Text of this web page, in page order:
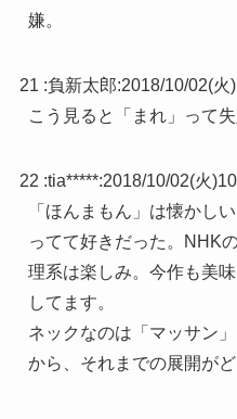
嫌。
21 :負新太郎:2018/10/02(火
こう見ると「まれ」って
22 :tia*****:2018/10/02(火
「ほんまもん」は懐かし
ってて好きだった。NHK
理系は楽しみ。今作も美
してます。
ネックなのは「マッサン
から、それまでの展開が